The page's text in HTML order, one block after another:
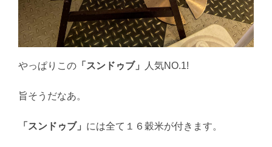
やっぱりこの 「スンドゥブ」 人気NO.1!
旨そうだなあ。
「スンドゥブ」 には全て１６穀米が付きます。